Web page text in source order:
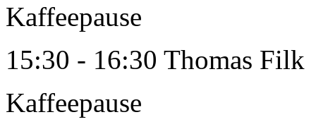
Kaffeepause
15:30 - 16:30 Thomas Filk
Kaffeepause